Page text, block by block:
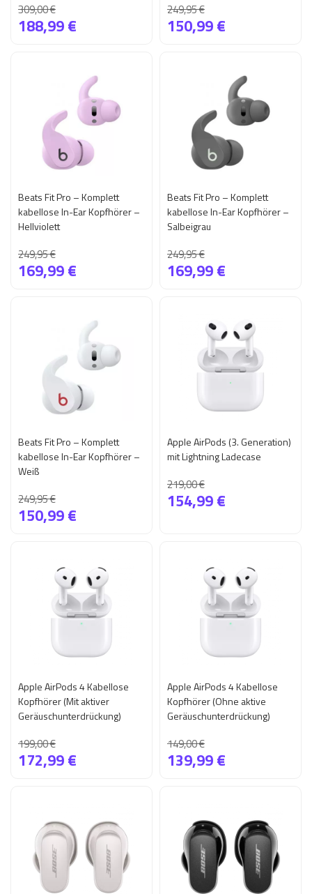
188,99 €
309,00 €
150,99 €
249,95 €
Beats Fit Pro – Komplett
kabellose In-Ear Kopfhörer –
Hellviolett
169,99 €
249,95 €
Beats Fit Pro – Komplett
kabellose In-Ear Kopfhörer –
Salbeigrau
169,99 €
249,95 €
Beats Fit Pro – Komplett
kabellose In-Ear Kopfhörer –
Weiß
150,99 €
249,95 €
Apple AirPods (3. Generation)
mit Lightning Ladecase
154,99 €
219,00 €
Apple AirPods 4 Kabellose
Kopfhörer (Mit aktiver
Geräuschunterdrückung)
172,99 €
199,00 €
Apple AirPods 4 Kabellose
Kopfhörer (Ohne aktive
Geräuschunterdrückung)
139,99 €
149,00 €